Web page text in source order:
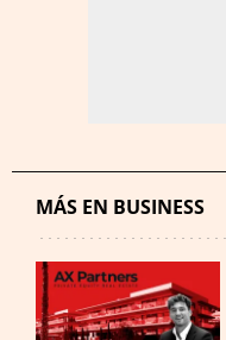
MÁS EN BUSINESS